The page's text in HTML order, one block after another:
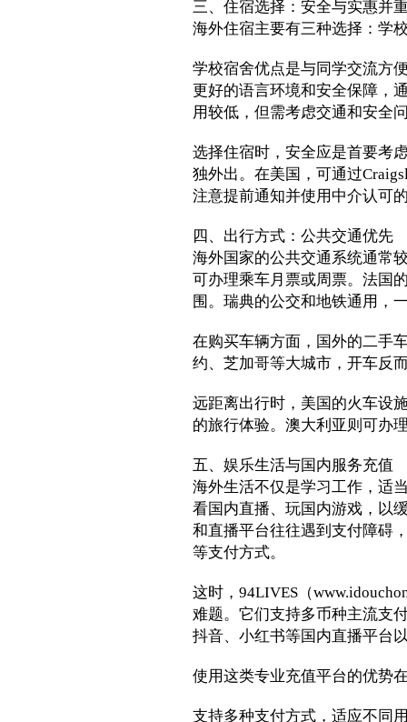
三、住宿选择：安全与实惠并
海外住宿主要有三种选择：学
学校宿舍优点是与同学交流方
更好的语言环境和安全保障，
用较低，但需考虑交通和安全
选择住宿时，安全应是首要考
独外出。在美国，可通过
注意提前通知并使用中介认可
四、出行方式：公共交通优先
海外国家的公共交通系统通常
可办理乘车月票或周票。法国
围。瑞典的公交和地铁通用，
在购买车辆方面，国外的二手
约、芝加哥等大城市，开车反
远距离出行时，美国的火车设
的旅行体验。澳大利亚则可办
五、娱乐生活与国内服务充值
海外生活不仅是学习工作，适
看国内直播、玩国内游戏，以
和直播平台往往遇到支付障碍
等支付方式。
这时，94LIVES（
难题。它们支持多币种主流支
抖音、小红书等国内直播平台
使用这类专业充值平台的优势
支持多种支付方式，适应不同